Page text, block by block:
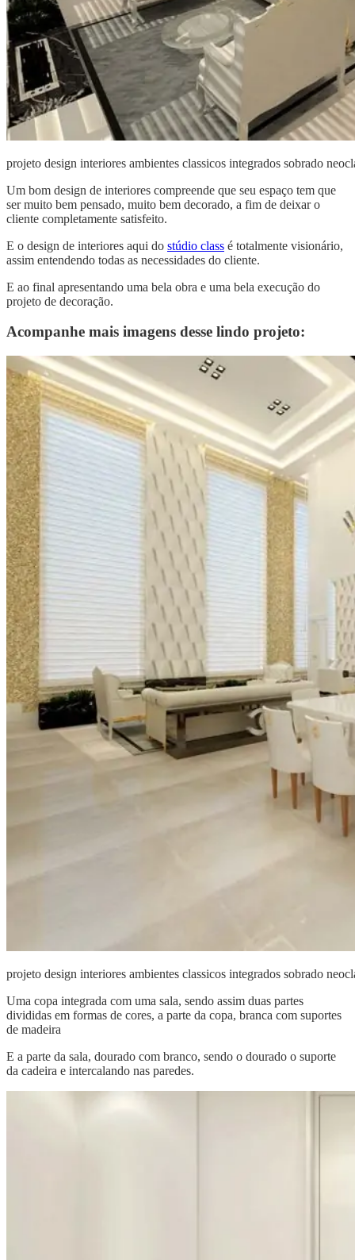
projeto design interiores ambientes classicos integrados sobrado
Um bom design de interiores compreende que seu espaço tem que
ser muito bem pensado, muito bem decorado, a fim de deixar o
cliente completamente satisfeito.
E o design de interiores aqui do stúdio class é totalmente visionário,
assim entendendo todas as necessidades do cliente.
E ao final apresentando uma bela obra e uma bela execução do
projeto de decoração.
Acompanhe mais imagens desse lindo projeto:
projeto design interiores ambientes classicos integrados sobrado
Uma copa integrada com uma sala, sendo assim duas partes
divididas em formas de cores, a parte da copa, branca com suportes
de madeira
E a parte da sala, dourado com branco, sendo o dourado o suporte
da cadeira e intercalando nas paredes.